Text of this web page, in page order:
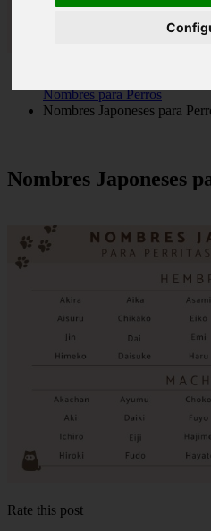
Nombres para Perros
Nombres Japoneses para
Nombres Japoneses
Rate this post